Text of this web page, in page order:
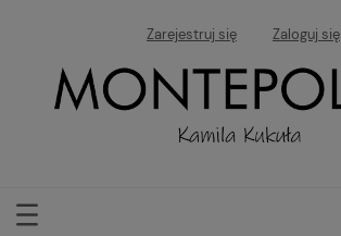
Zarejestruj się Zaloguj się